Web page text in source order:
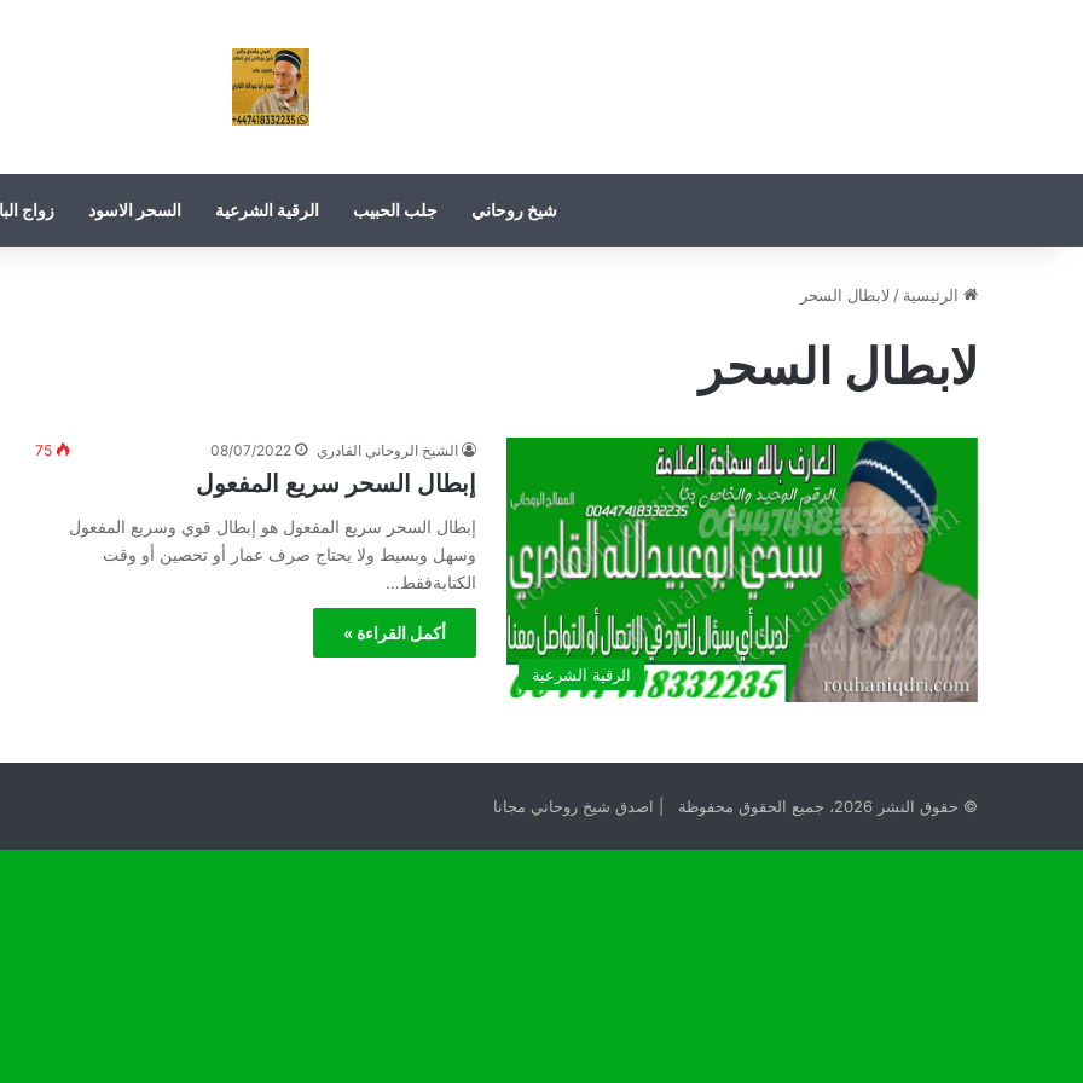
شيخ روحاني جلب الحبيب الرقية الشرعية السحر الاسود زواج
الرئيسية / لابطال السحر
لابطال السحر
الرقية الشرعية
الشيخ الروحاني القادري 08/07/2022
75
إبطال السحر سريع المفعول
إبطال السحر سريع المفعول هو إبطال قوي وسريع المفعول
وسهل وبسيط ولا يحتاج صرف عمار أو تحصين أو وقت
الكتابةفقط…
أكمل القراءة »
© حقوق النشر 2026، جميع الحقوق محفوظة | اصدق شيخ روحاني مجانا